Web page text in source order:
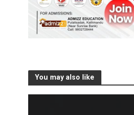
You may also like